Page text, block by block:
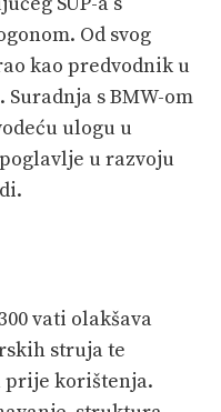
Od svog
kao predvodnik u
s BMW-om
ulogu u
u razvoju
vati olakšava
struja te
prije korištenja.